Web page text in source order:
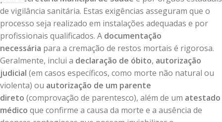
de vigilância sanitária. Estas exigências asseguram que o
processo seja realizado em instalações adequadas e por
profissionais qualificados. A documentação
necessária para a cremação de restos mortais é rigorosa.
Geralmente, inclui a declaração de óbito, autorização
judicial (em casos específicos, como morte não natural ou
violenta) ou autorização de um parente
direto (comprovação de parentesco), além de um atestado
médico que confirme a causa da morte e a ausência de